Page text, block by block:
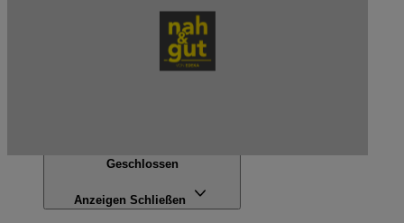
Geschlossen
Anzeigen Schließen